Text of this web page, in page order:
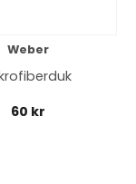
Weber
60 kr